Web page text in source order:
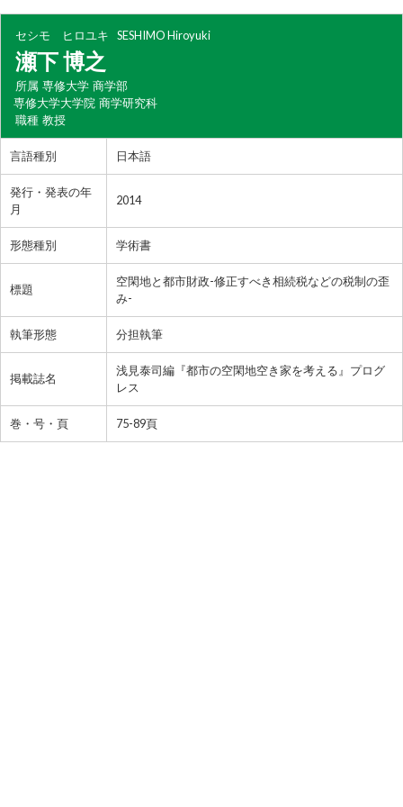
セシモ ヒロユキ SESHIMO Hiroyuki
瀬下 博之
所属 専修大学 商学部
専修大学大学院 商学研究科
職種 教授
言語種別 日本語
発行・発表の年
月
2014
形態種別 学術書
標題
空閑地と都市財政-修正すべき相続税などの税制の歪
み-
執筆形態 分担執筆
掲載誌名
浅見泰司編『都市の空閑地空き家を考える』プログ
レス
巻・号・頁 75-89頁